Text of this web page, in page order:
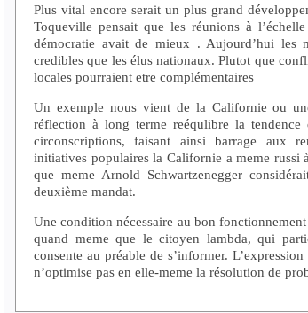
Plus vital encore serait un plus grand
Toqueville pensait que les réunions à
démocratie avait de mieux . Aujourd’hui les
credibles que les élus nationaux. Plutot que
locales pourraient etre complémentaires
Un exemple nous vient de la Californie ou
réflection à long terme reéqulibre la tendence
circonscriptions, faisant ainsi barrage aux
initiatives populaires la Californie a meme russi
que meme Arnold Schwartzenegger
deuxième mandat.
Une condition nécessaire au bon
quand meme que le citoyen lambda, qui
consente au préable de s’informer.
n’optimise pas en elle-meme la résolution de